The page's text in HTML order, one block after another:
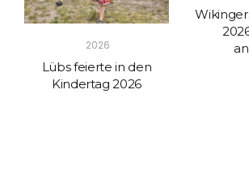
2026
Lübs feierte in den
Kindertag 2026